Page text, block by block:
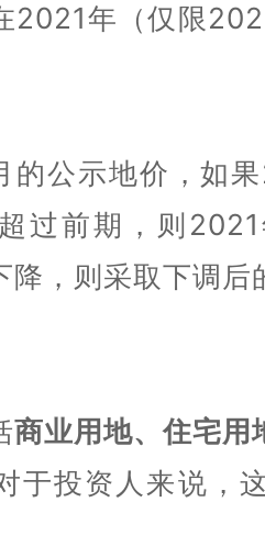
2021年（仅限
的公示地价，如
过前期，则
降，则采取下调后
商业用地、住宅用
于投资人来说，